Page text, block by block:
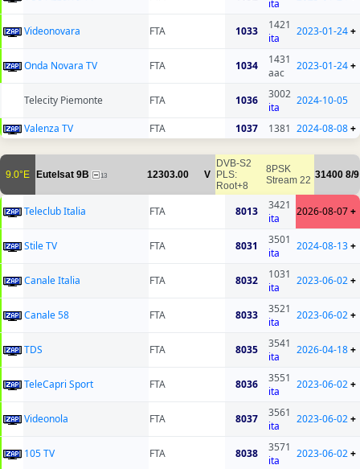
ita
Videonovara FTA 1033
1421
ita
2023-01-24+
Onda Novara TV FTA 1034
1431
aac
2023-01-24+
Telecity Piemonte FTA 1036
3002
ita
2024-10-05
Valenza TV FTA 1037 1381 2024-08-08+
9.0°E Eutelsat 9B 13 12303.00 V
DVB-S2
PLS:
Root+8
8PSK
Stream 22 31400 8/9
Teleclub Italia FTA 8013
3421
ita
2026-08-07+
Stile TV FTA 8031
3501
ita
2024-08-13+
Canale Italia FTA 8032
1031
ita
2023-06-02+
Canale 58 FTA 8033
3521
ita
2023-06-02+
TDS FTA 8035
3541
ita
2026-04-18+
TeleCapri Sport FTA 8036
3551
ita
2023-06-02+
Videonola FTA 8037
3561
ita
2023-06-02+
105 TV FTA 8038
3571
ita
2023-06-02+